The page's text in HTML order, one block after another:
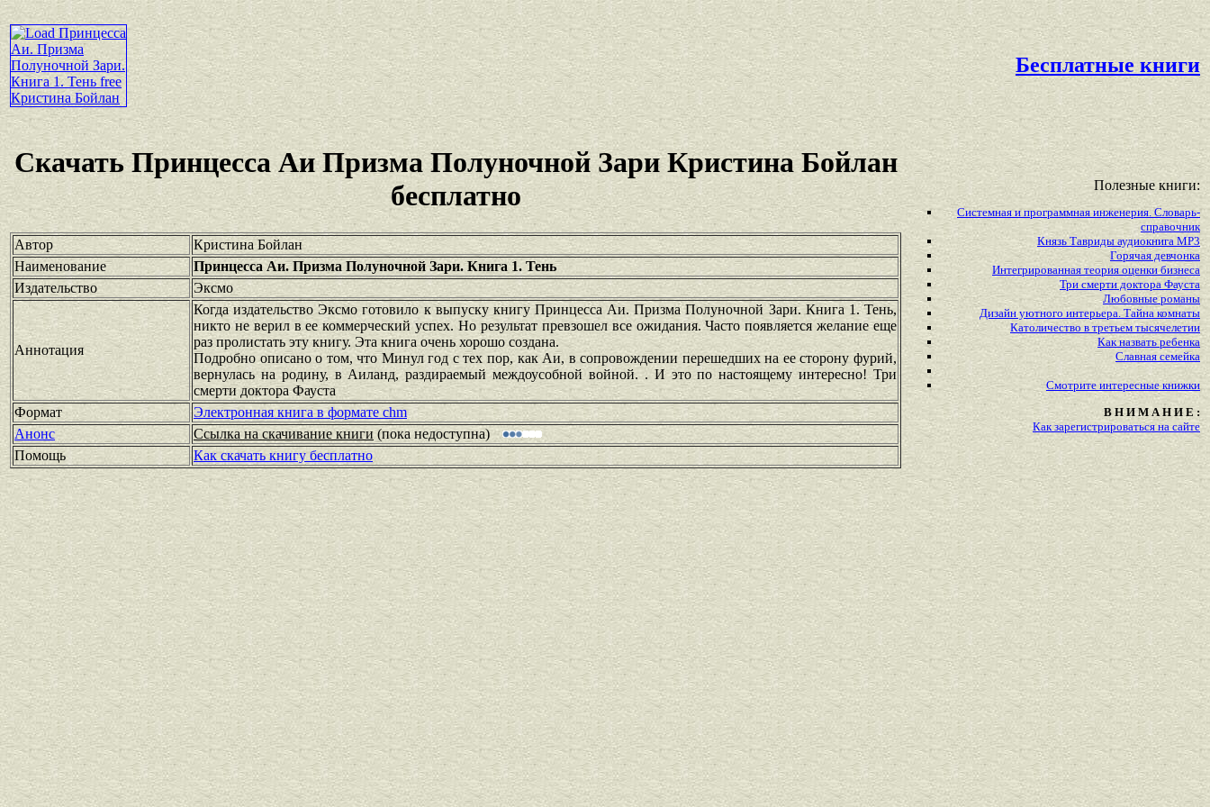
Бесплатные книги
Скачать Принцесса Аи Призма Полуночной Зари Кристина Бойлан
бесплатно
Автор
Кристина Бойлан
Наименование
Принцесса Аи. Призма Полуночной Зари. Книга 1. Тень
Издательство
Эксмо
Аннотация
Когда издательство Эксмо готовило к выпуску книгу Принцесса Аи. Призма Полуночной Зари. Книга 1. Тень,
никто не верил в ее коммерческий успех. Но результат превзошел все ожидания. Часто появляется желание еще
раз пролистать эту книгу. Эта книга очень хорошо создана.
Подробно описано о том, что Минул год с тех пор, как Аи, в сопровождении перешедших на ее сторону фурий,
вернулась на родину, в Аиланд, раздираемый междоусобной войной. . И это по настоящему интересно! Три
смерти доктора Фауста
Формат
Электронная книга в формате chm
Анонс
Ссылка на скачивание книги (пока недоступна)
Помощь
Как скачать книгу бесплатно
Полезные книги:
Системная и программная инженерия. Словарь-
справочник
Князь Тавриды аудиокнига MP3
Горячая девчонка
Интегрированная теория оценки бизнеса
Три смерти доктора Фауста
Любовные романы
Дизайн уютного интерьера. Тайна комнаты
Католичество в третьем тысячелетии
Как назвать ребенка
Славная семейка
Смотрите интересныекнижки
В Н И М А Н И Е :
Как зарегистрироваться на сайте